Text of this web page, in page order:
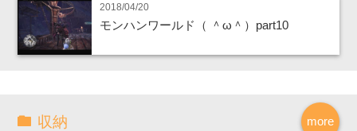
2018/04/20
モンハンワールド（ ＾ω＾）part10
more
収納